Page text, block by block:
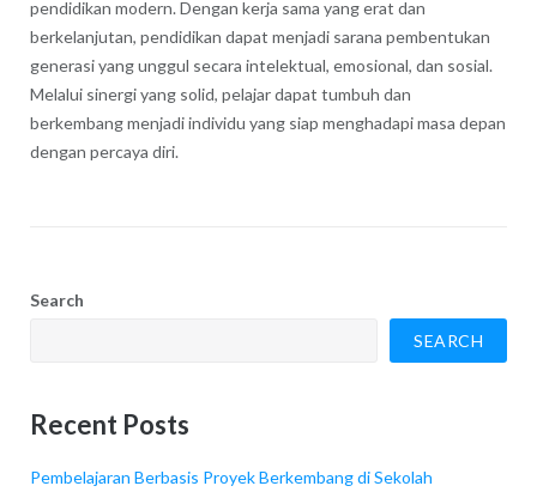
pendidikan modern. Dengan kerja sama yang erat dan
berkelanjutan, pendidikan dapat menjadi sarana pembentukan
generasi yang unggul secara intelektual, emosional, dan sosial.
Melalui sinergi yang solid, pelajar dapat tumbuh dan
berkembang menjadi individu yang siap menghadapi masa depan
dengan percaya diri.
Search
SEARCH
Recent Posts
Pembelajaran Berbasis Proyek Berkembang di Sekolah